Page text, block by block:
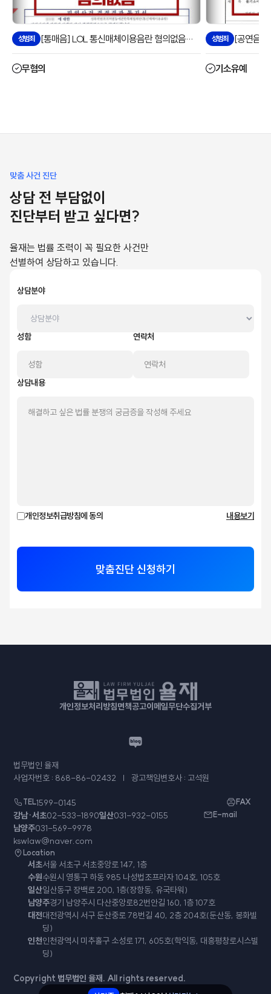
성범죄 [통매음] LOL 통신매체이용음란 혐의없음으로 방어한 사례
무혐의
성범죄
기소유예
맞춤 사건 진단
상담 전 부담없이
진단부터 받고 싶다면?
율재는 법률 조력이 꼭 필요한 사건만
선별하여 상담하고 있습니다.
상담분야
성함 연락처
상담내용
개인정보취급방침에 동의 내용보기
맞춤진단 신청하기
개인정보처리방침면책공고이메일무단수집거부
법무법인 율재
사업자번호 : 868-86-02432
광고책임변호사 : 고석원
TEL1599-0145 FAX
강남·서초02-533-1890일산031-932-0155
남양주031-569-9978
E-mail
kswlaw@naver.com
Location
서초서울 서초구 서초중앙로 147, 1층
수원수원시 영통구 하동 985 나성법조프라자 104호, 105호
일산일산동구 장백로 200, 1층(장항동, 유국타워)
남양주경기 남양주시 다산중앙로82번안길 160, 1층 107호
대전대전광역시 서구 둔산중로 78번길 40, 2층 204호(둔산동, 봉화빌
딩)
인천인천광역시 미추홀구 소성로 171, 605호(학익동, 대흥평창로시스빌
딩)
Copyright 법무법인 율재. All rights reserved.